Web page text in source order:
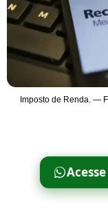
Imposto de Renda. —